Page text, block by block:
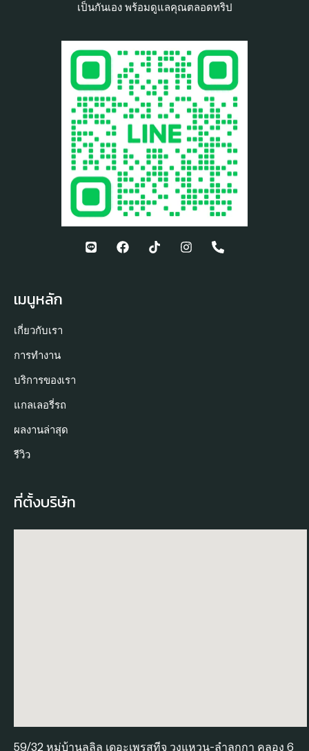
เป็นกันเอง พร้อมดูแลคุณตลอดทริป
เมนูหลัก
เกี่ยวกับเรา
การทำงาน
บริการของเรา
แกลเลอรี่รถ
ผลงานล่าสุด
รีวิว
ที่ตั้งบริษัท
59/32 หมู่บ้านลลิล เดอะเพรสทีจ วงแหวน-ลำลูกกา คลอง 6